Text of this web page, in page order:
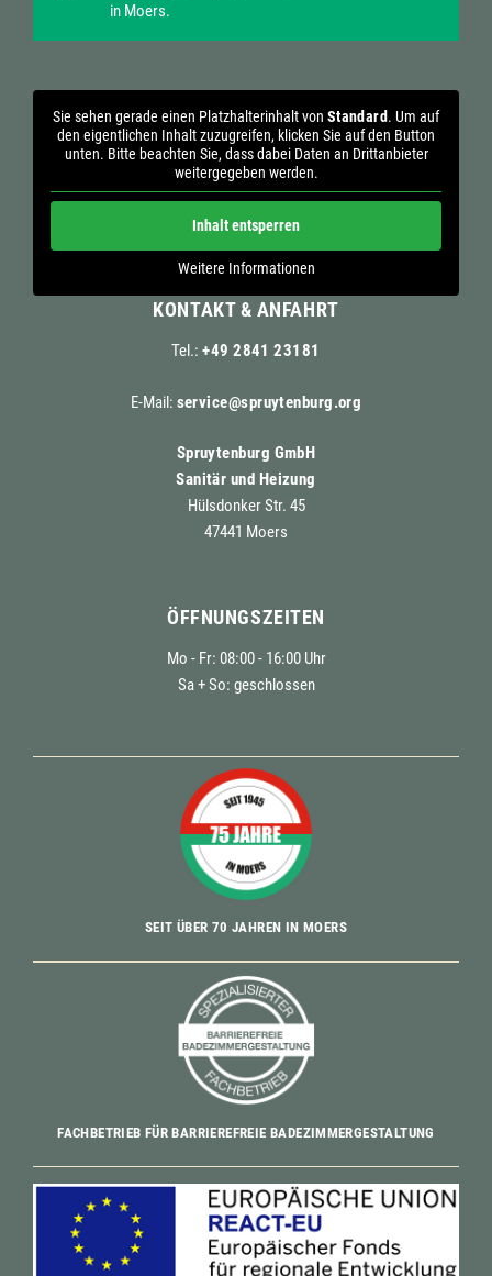
in Moers.
Sie sehen gerade einen Platzhalterinhalt von Standard. Um auf
den eigentlichen Inhalt zuzugreifen, klicken Sie auf den Button
unten. Bitte beachten Sie, dass dabei Daten an Drittanbieter
weitergegeben werden.
Inhalt entsperren
Weitere Informationen
KONTAKT & ANFAHRT
Tel.:+49 2841 23181
E-Mail: service@spruytenburg.org
Spruytenburg GmbH
Sanitär und Heizung
Hülsdonker Str. 45
47441 Moers
ÖFFNUNGSZEITEN
Mo - Fr: 08:00 - 16:00 Uhr
Sa + So: geschlossen
SEIT ÜBER 70 JAHREN IN MOERS
FACHBETRIEB FÜR BARRIEREFREIE BADEZIMMERGESTALTUNG